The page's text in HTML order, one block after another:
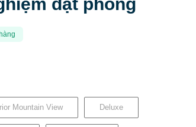
Mountain View Deluxe